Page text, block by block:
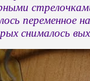
переменное
снималось